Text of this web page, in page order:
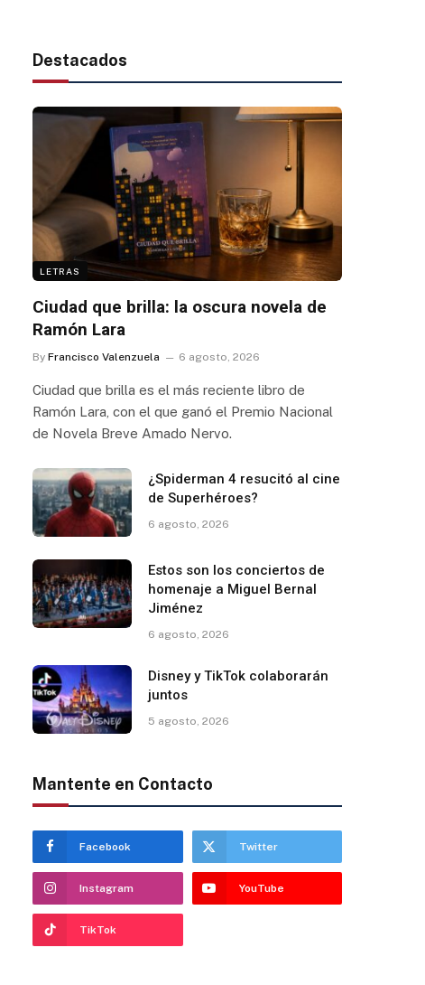
Destacados
LETRAS
Ciudad que brilla: la oscura novela de
Ramón Lara
By Francisco Valenzuela 6 agosto, 2026
Ciudad que brilla es el más reciente libro de
Ramón Lara, con el que ganó el Premio Nacional
de Novela Breve Amado Nervo.
¿Spiderman 4 resucitó al cine
de Superhéroes?
6 agosto, 2026
Estos son los conciertos de
homenaje a Miguel Bernal
Jiménez
6 agosto, 2026
Disney y TikTok colaborarán
juntos
5 agosto, 2026
Mantente en Contacto
Facebook Twitter
Instagram YouTube
TikTok